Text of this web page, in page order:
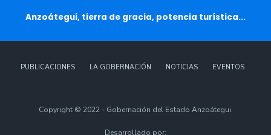
Anzoátegui, tierra de gracia, potencia turística...
PUBLICACIONES LA GOBERNACIÓN NOTICIAS EVENTOS
Copyright © 2022 - Gobernación del Estado Anzoátegui.
Desarrollado por: